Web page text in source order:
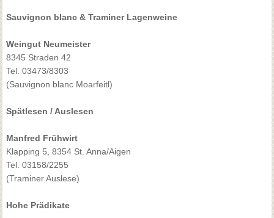
Sauvignon blanc & Traminer Lagenweine
Weingut Neumeister
8345 Straden 42
Tel. 03473/8303
(Sauvignon blanc Moarfeitl)
Spätlesen / Auslesen
Manfred Frühwirt
Klapping 5, 8354 St. Anna/Aigen
Tel. 03158/2255
(Traminer Auslese)
Hohe Prädikate